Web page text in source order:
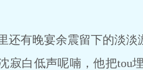
有晚宴余震留下的淡淡
低声呢喃，他把tou埋